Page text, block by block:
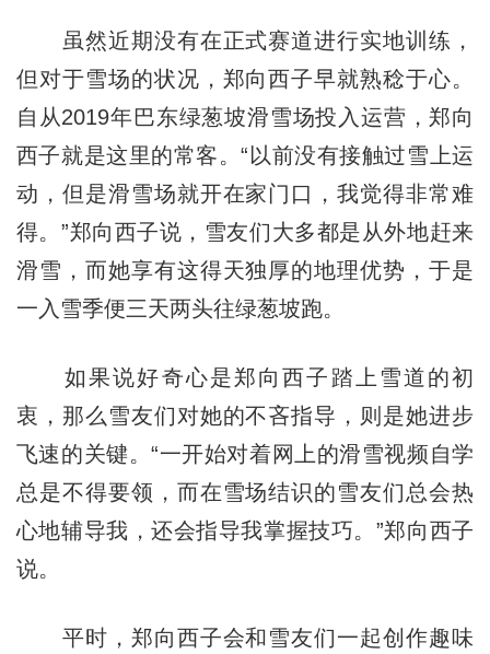
虽然近期没有在正式赛道进行实地训练，
但对于雪场的状况，郑向西子早就熟稔于心。
自从2019年巴东绿葱坡滑雪场投入运营，郑向
西子就是这里的常客。“以前没有接触过雪上运
动，但是滑雪场就开在家门口，我觉得非常难
得。”郑向西子说，雪友们大多都是从外地赶来
滑雪，而她享有这得天独厚的地理优势，于是
一入雪季便三天两头往绿葱坡跑。
如果说好奇心是郑向西子踏上雪道的初
衷，那么雪友们对她的不吝指导，则是她进步
飞速的关键。“一开始对着网上的滑雪视频自学
总是不得要领，而在雪场结识的雪友们总会热
心地辅导我，还会指导我掌握技巧。”郑向西子
说。
平时，郑向西子会和雪友们一起创作趣味